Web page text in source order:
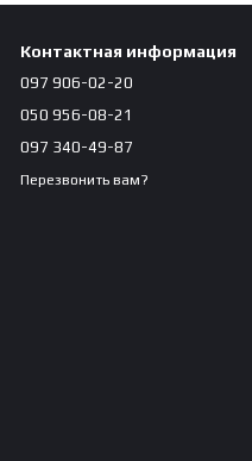
Контактная информация
097 906-02-20
050 956-08-21
097 340-49-87
Перезвонить вам?